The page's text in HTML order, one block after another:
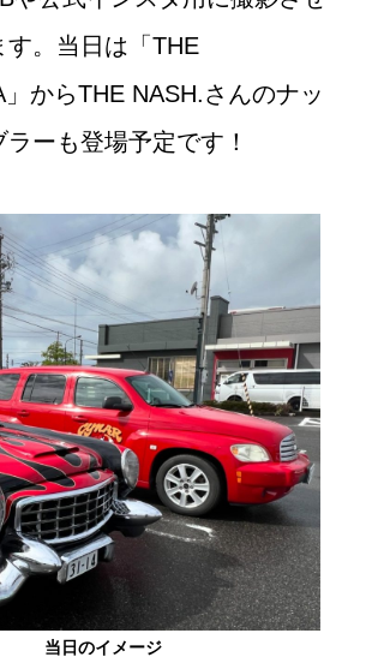
す。当日は「THE
からTHE NASH.さんのナッ
ーも登場予定です！
当日のイメージ